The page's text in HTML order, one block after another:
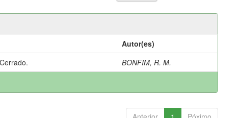
Autor(es)
BONFIM, R. M.